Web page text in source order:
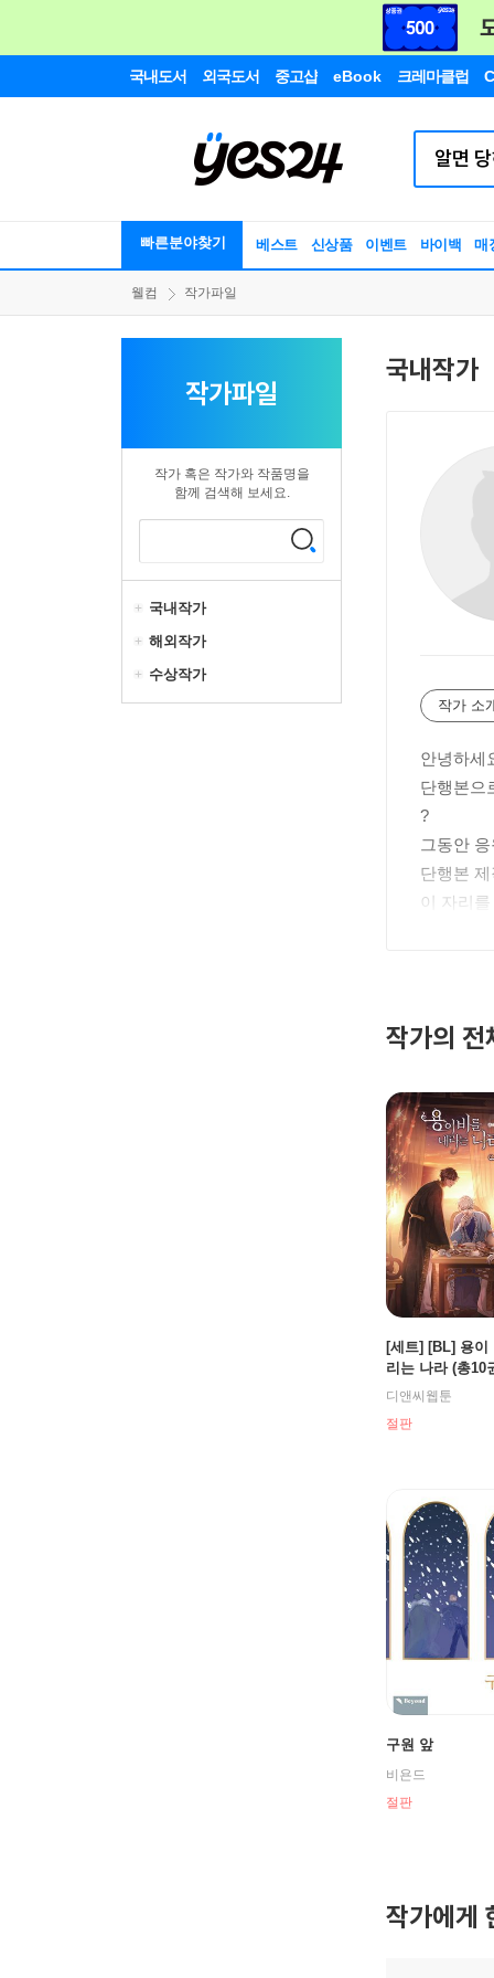
국내도서 외국도서 중고샵 eBook 크레마클럽
빠른분야찾기 베스트 신상품 이벤트 바이백 매
웰컴 작가파일
작가파일
작가 혹은 작가와 작품명을
함께 검색해 보세요.
국내작가
해외작가
수상작가
국내작가
작가 소
안녕하세
단행본으
?
그동안
단행본
이 자리
작가의 전
[세트] [BL] 용이
리는 나라 (총10
디앤씨웹툰
절판
구원 앞
비욘드
절판
작가에게